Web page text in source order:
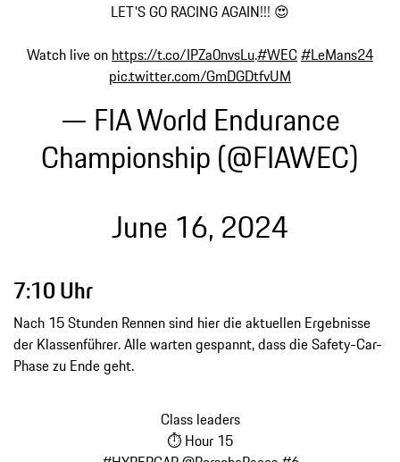
LET'S GO RACING AGAIN!!! 😍
Watch live on https://t.co/IPZa0nvsLu.#WEC#LeMans24
pic.twitter.com/GmDGDtfvUM
— FIA World Endurance
Championship (@FIAWEC)
June 16, 2024
7:10 Uhr
Nach 15 Stunden Rennen sind hier die aktuellen Ergebnisse
der Klassenführer. Alle warten gespannt, dass die Safety-Car-
Phase zu Ende geht.
Class leaders
⏱️ Hour 15